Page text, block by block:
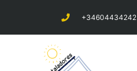
+34604434242